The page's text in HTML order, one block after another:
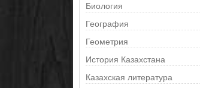
Биология
География
Геометрия
История Казахстана
Казахская литература